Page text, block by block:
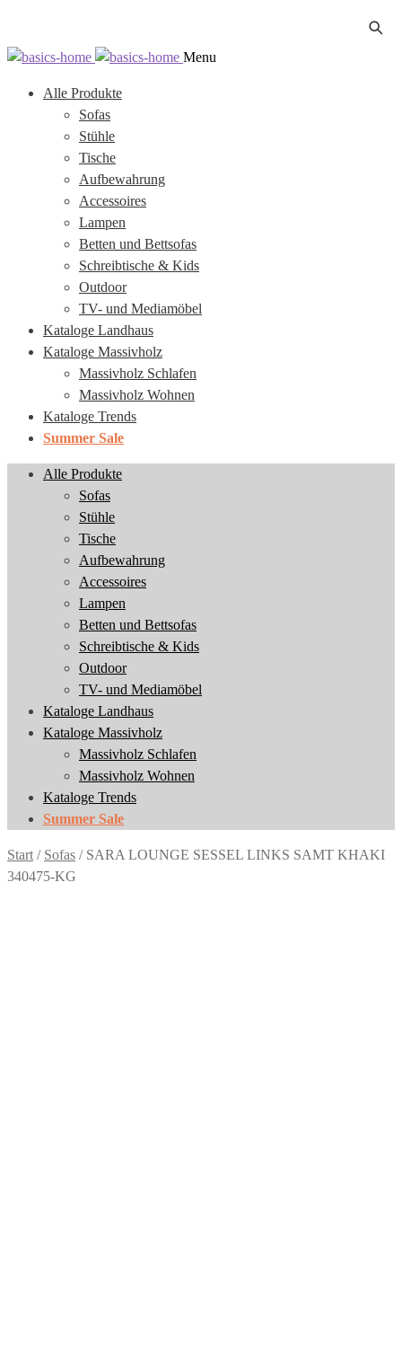
Zur
springen
Zum
springen
Menu
Alle Produkte
Sofas
Stühle
Tische
Aufbewahrung
Accessoires
Lampen
Betten und Bettsofas
Schreibtische & Kids
Outdoor
TV- und Mediamöbel
Kataloge Landhaus
Kataloge Massivholz
Massivholz Schlafen
Massivholz Wohnen
Kataloge Trends
Summer Sale
Alle Produkte
Sofas
Stühle
Tische
Aufbewahrung
Accessoires
Lampen
Betten und Bettsofas
Schreibtische & Kids
Outdoor
TV- und Mediamöbel
Kataloge Landhaus
Kataloge Massivholz
Massivholz Schlafen
Massivholz Wohnen
Kataloge Trends
Summer Sale
Start / Sofas / SARA LOUNGE SESSEL LINKS SAMT KHAKI
340475-KG